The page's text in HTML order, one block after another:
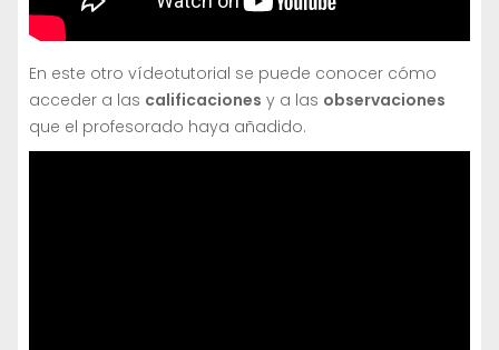
En este otro vídeotutorial se puede conocer cómo
acceder a las calificaciones y a las observaciones
que el profesorado haya añadido.